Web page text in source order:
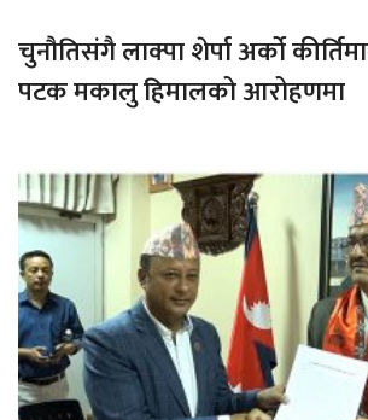
चुनौतिसंगै लाक्पा शेर्पा अर्को
पटक मकालु हिमालको आरोहणमा